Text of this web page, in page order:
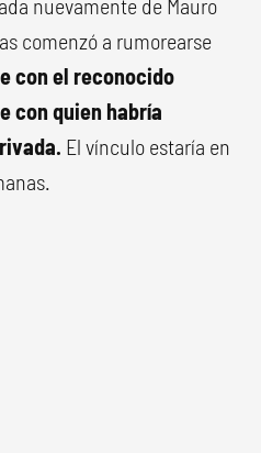
nuevamente de Mauro
comenzó a rumorearse
con el reconocido
con quien habría
El vínculo estaría en